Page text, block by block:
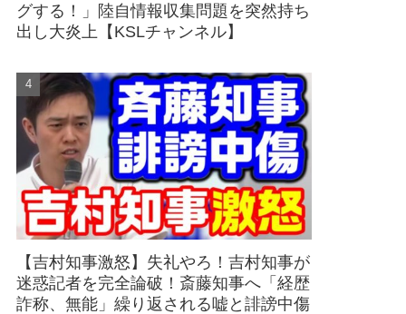
グする！」陸自情報収集問題を突然持ち
出し大炎上【KSLチャンネル】
【吉村知事激怒】失礼やろ！吉村知事が
迷惑記者を完全論破！斎藤知事へ「経歴
詐称、無能」繰り返される嘘と誹謗中傷